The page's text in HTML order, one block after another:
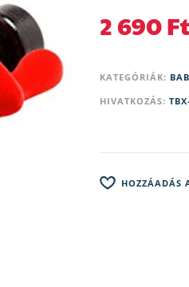
2 690Ft
KATEGÓRIÁK:
HIVATKOZÁS:
HOZZÁADÁS